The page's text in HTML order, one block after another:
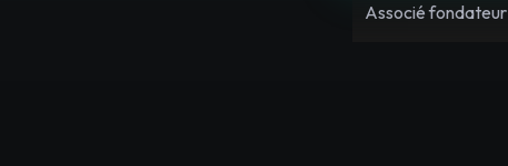
Associé fondateur